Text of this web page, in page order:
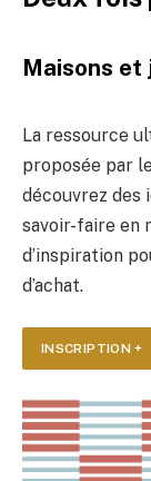
Maisons et
La ressource
proposée par
découvrez des
savoir-faire en
d’inspiration
d’achat.
INSCRIPTION +